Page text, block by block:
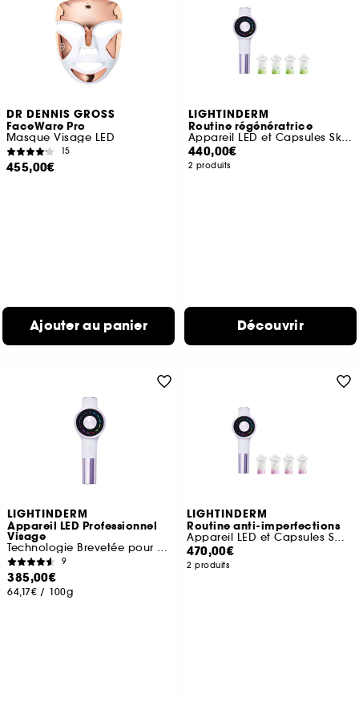
DR DENNIS GROSS
FaceWare Pro
Masque Visage LED
15
455,00€
Ajouter au panier
LIGHTINDERM
Routine régénératrice
Appareil LED et Capsules Skin Perfect
440,00€
2 produits
Découvrir
LIGHTINDERM
Appareil LED Professionnel
Visage
Technologie Brevetée pour Régénérer la peau
9
385,00€
64,17€ / 100g
LIGHTINDERM
Routine anti-imperfections
Appareil LED et Capsules Spotless
470,00€
2 produits